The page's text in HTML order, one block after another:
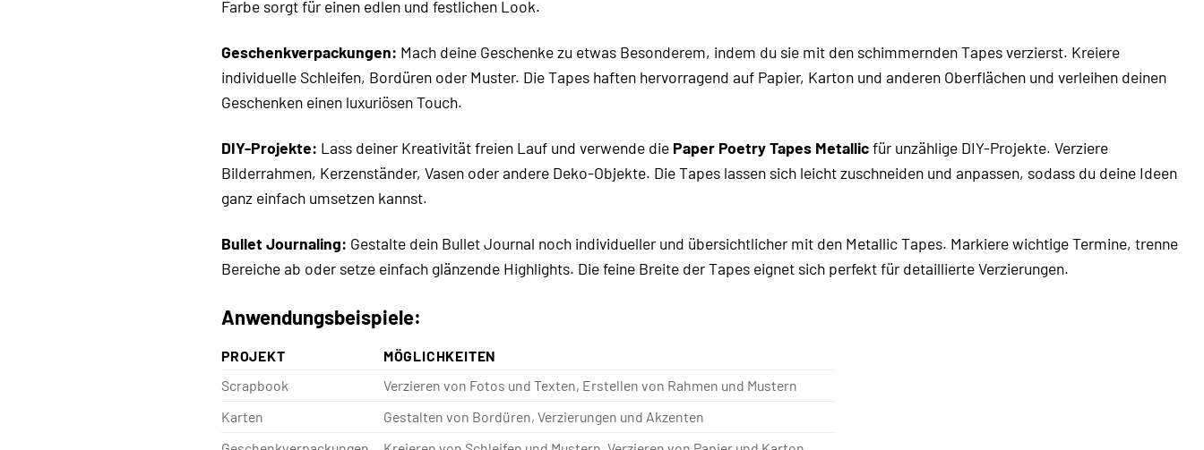
Farbe sorgt für einen edlen und festlichen Look.
Geschenkverpackungen: Mach deine Geschenke zu etwas Besonderem, indem du sie mit den schimmernden Tapes verzierst. Kreiere
individuelle Schleifen, Bordüren oder Muster. Die Tapes haften hervorragend auf Papier, Karton und anderen Oberflächen und verleihen deinen
Geschenken einen luxuriösen Touch.
DIY-Projekte: Lass deiner Kreativität freien Lauf und verwende die Paper Poetry Tapes Metallicfür unzählige DIY-Projekte. Verziere
Bilderrahmen, Kerzenständer, Vasen oder andere Deko-Objekte. Die Tapes lassen sich leicht zuschneiden und anpassen, sodass du deine Ideen
ganz einfach umsetzen kannst.
Bullet Journaling: Gestalte dein Bullet Journal noch individueller und übersichtlicher mit den Metallic Tapes. Markiere wichtige Termine, trenne
Bereiche ab oder setze einfach glänzende Highlights. Die feine Breite der Tapes eignet sich perfekt für detaillierte Verzierungen.
Anwendungsbeispiele:
PROJEKT
MÖGLICHKEITEN
Scrapbook
Verzieren von Fotos und Texten, Erstellen von Rahmen und Mustern
Karten
Gestalten von Bordüren, Verzierungen und Akzenten